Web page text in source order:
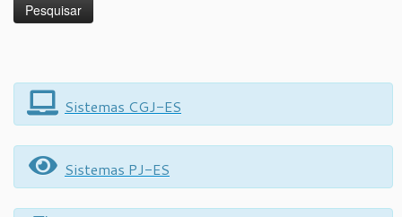
Sistemas CGJ-ES
Sistemas PJ-ES